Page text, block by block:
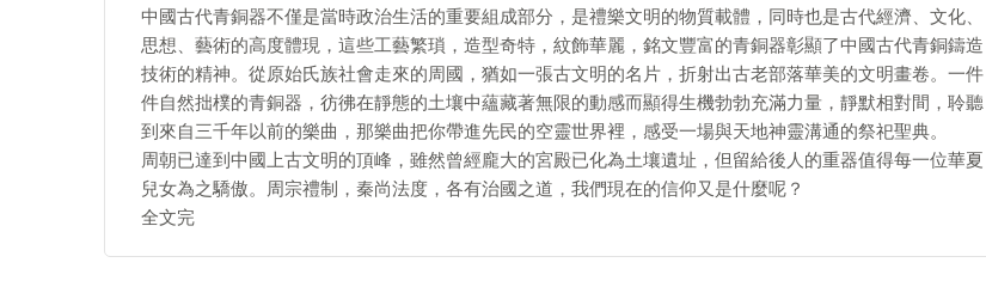
中國古代青銅器不僅是當時政治生活的重要組成部分，是禮樂文明的物質載體，同時也是古代經濟、文化、
思想、藝術的高度體現，這些工藝繁瑣，造型奇特，紋飾華麗，銘文豐富的青銅器彰顯了中國古代青銅鑄造
技術的精神。從原始氏族社會走來的周國，猶如一張古文明的名片，折射出古老部落華美的文明畫卷。一件
件自然拙樸的青銅器，彷彿在靜態的土壤中蘊藏著無限的動感而顯得生機勃勃充滿力量，靜默相對間，聆聽
到來自三千年以前的樂曲，那樂曲把你帶進先民的空靈世界裡，感受一場與天地神靈溝通的祭祀聖典。
周朝已達到中國上古文明的頂峰，雖然曾經龐大的宮殿已化為土壤遺址，但留給後人的重器值得每一位華夏
兒女為之驕傲。周宗禮制，秦尚法度，各有治國之道，我們現在的信仰又是什麼呢？
全文完